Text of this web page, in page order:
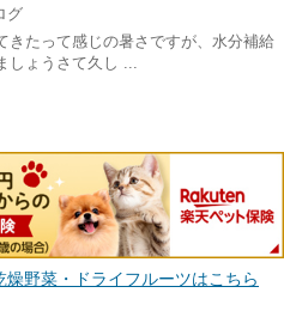
グ
きたって感じの暑さですが、水分補給
しょうさて久し ...
野菜・ドライフルーツはこちら